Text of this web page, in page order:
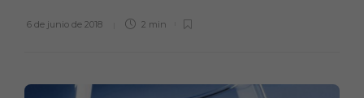
6 de junio de 2018 2 min